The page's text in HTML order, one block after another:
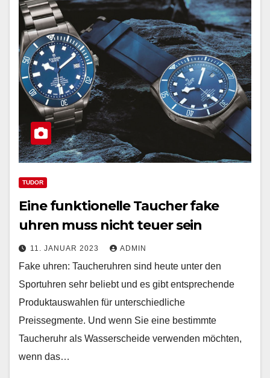
TUDOR
Eine funktionelle Taucher fake
uhren muss nicht teuer sein
11. JANUAR 2023 ADMIN
Fake uhren: Taucheruhren sind heute unter den
Sportuhren sehr beliebt und es gibt entsprechende
Produktauswahlen für unterschiedliche
Preissegmente. Und wenn Sie eine bestimmte
Taucheruhr als Wasserscheide verwenden möchten,
wenn das…